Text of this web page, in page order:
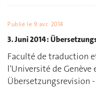
Publié le 9 avr. 2014
3. Juni 2014 :
Faculté de traduction
l'Université de Genève
Übersetzungsrevision